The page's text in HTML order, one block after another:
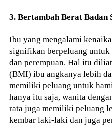
3. Bertambah Berat Badan
Ibu yang mengalami
signifikan berpeluang
dan perempuan. Hal itu
(BMI) ibu angkanya lebih
memiliki peluang untuk
hanya itu saja, wanita
rata juga memiliki peluang
kembar laki-laki dan juga